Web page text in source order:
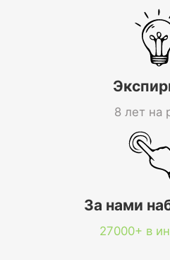
8 лет на
За нами
27000+ в